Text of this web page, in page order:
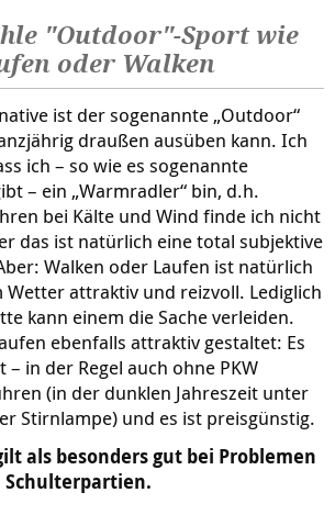
"Outdoor"-Sport wie
oder Walken
ist der sogenannte „Outdoor“
draußen ausüben kann. Ich
ich – so wie es sogenannte
– ein „Warmradler“ bin, d.h.
bei Kälte und Wind finde ich nicht
das ist natürlich eine total subjektive
Walken oder Laufen ist natürlich
Wetter attraktiv und reizvoll. Lediglich
kann einem die Sache verleiden.
ebenfalls attraktiv gestaltet: Es
– in der Regel auch ohne PKW
(in der dunklen Jahreszeit unter
Stirnlampe) und es ist preisgünstig.
als besonders gut bei Problemen
Schulterpartien.